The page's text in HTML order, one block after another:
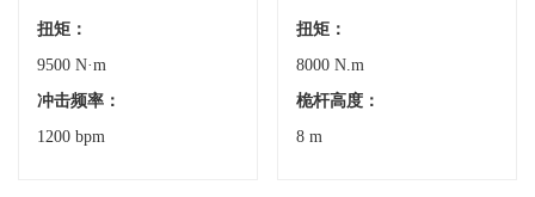
扭矩：
9500 N·m
冲击频率：
1200 bpm
扭矩：
8000 N.m
桅杆高度：
8 m